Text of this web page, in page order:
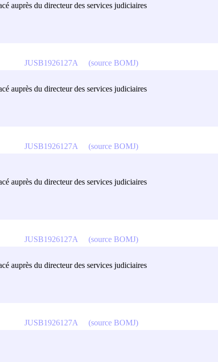
auprès du directeur des services judiciaires
auprès du directeur des services judiciaires
JUSB1926127A (source BOMJ)
auprès du directeur des services judiciaires
JUSB1926127A (source BOMJ)
auprès du directeur des services judiciaires
JUSB1926127A (source BOMJ)
JUSB1926127A (source BOMJ)